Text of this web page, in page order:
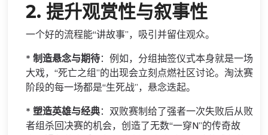
2. 提升观赏性与叙事性
一个好的流程能“讲故事”，吸引并留住观众。
* 制造悬念与期待：例如，分组抽签仪式本身就是一场
大戏，“死亡之组”的出现会立刻点燃社区讨论。淘汰赛
阶段的每一场都是“生死战”，悬念迭起。
* 塑造英雄与经典：双败赛制给了强者一次失败后从败
者组杀回决赛的机会，创造了无数“一穿N”的传奇故